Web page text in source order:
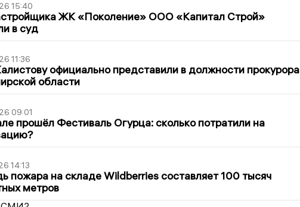
15:40
ЖК «Поколение» ООО «Капитал Строй»
в суд
11:36
официально представили в должности прокурора
области
09:01
прошёл Фестиваль Огурца: сколько потратили на
14:13
пожара на складе Wildberries составляет 100 тысяч
метров